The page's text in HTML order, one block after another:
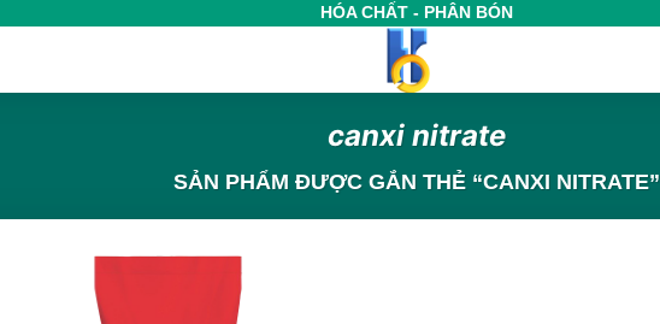
HÓA CHẤT - PHÂN BÓN
canxi nitrate
SẢN PHẨM ĐƯỢC GẮN THẺ “CANXI NITRATE”